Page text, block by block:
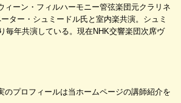
ィーン・フィルハーモニー管弦楽団元クラリネ
ター・シュミードル氏と室内楽共演。シュミ
毎年共演している。現在NHK交響楽団次席ヴ
のプロフィールは当ホームページの講師紹介を